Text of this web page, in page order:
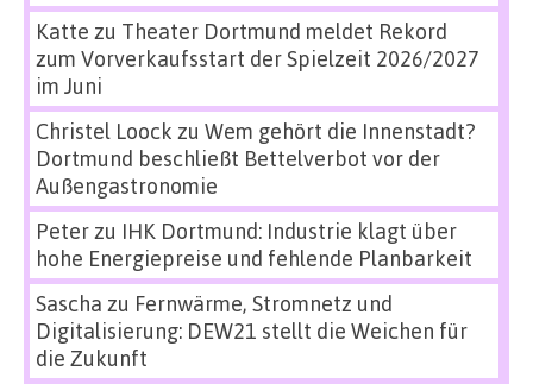
Katte zu Theater Dortmund meldet Rekord
zum Vorverkaufsstart der Spielzeit 2026/2027
im Juni
Christel Loock zu Wem gehört die Innenstadt?
Dortmund beschließt Bettelverbot vor der
Außengastronomie
Peterzu IHK Dortmund: Industrie klagt über
hohe Energiepreise und fehlende Planbarkeit
Sascha zu Fernwärme, Stromnetz und
Digitalisierung: DEW21 stellt die Weichen für
die Zukunft